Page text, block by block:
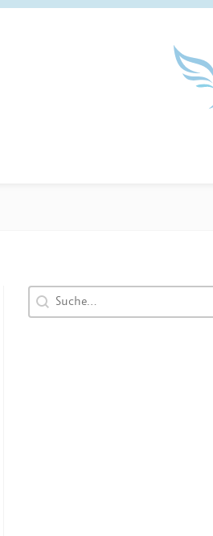
Search content